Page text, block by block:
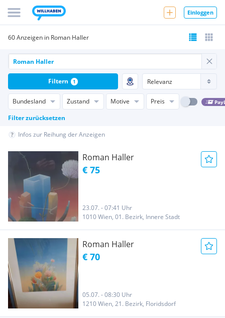
Einloggen
60 Anzeigen in Roman Haller
Bundesland Zustand Motive Preis
Filter zurücksetzen
Filtern 1
Infos zur Reihung der Anzeigen
Roman Haller
€ 75
23.07. - 07:41 Uhr
1010 Wien, 01. Bezirk, Innere Stadt
Roman Haller
€ 70
05.07. - 08:30 Uhr
1210 Wien, 21. Bezirk, Floridsdorf